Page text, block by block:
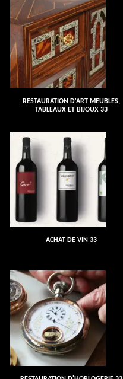
RESTAURATION D'ART MEUBLES,
TABLEAUX ET BIJOUX 33
ACHAT DE VIN 33